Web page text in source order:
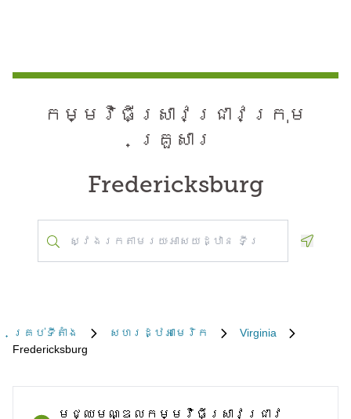
កម្មវិធី​ស្រាវជ្រាវ​ក្រុម
គ្រួសារ
Fredericksburg
គ្រប់​ទីតាំង សហរដ្ឋអាមេរិក
Virginia
Fredericksburg
មជ្ឈមណ្ឌល​កម្មវិធី​ស្រាវជ្រាវ​